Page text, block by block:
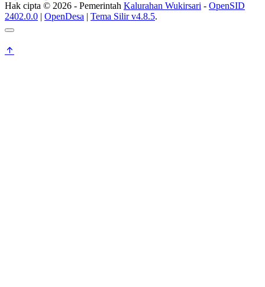
Hak cipta © 2026 - Pemerintah Kalurahan Wukirsari - OpenSID
2402.0.0 | OpenDesa | Tema Silir v4.8.5.